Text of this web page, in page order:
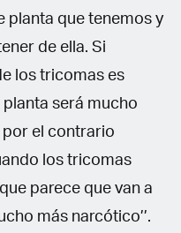
planta que tenemos y
de ella. Si
los tricomas es
será mucho
por el contrario
los tricomas
parece que van a
más narcótico’’.